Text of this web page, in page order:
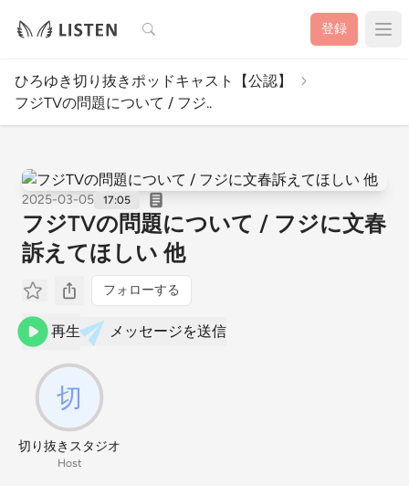
検索 登録
ひろゆき切り抜きポッドキャスト【公認】
フジTVの問題について / フジ..
2025-03-05 17:05
フジTVの問題について / フジに文春
訴えてほしい 他
フォローする
再生 メッセージを送信
切り抜きスタジオ
Host